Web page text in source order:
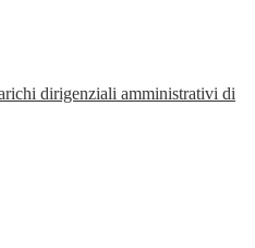
dirigenziali amministrativi di